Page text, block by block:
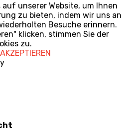
auf unserer Website, um Ihnen
zu bieten, indem wir uns an
Besuche erinnern.
klicken, stimmen Sie der
zu.
AKZEPTIEREN